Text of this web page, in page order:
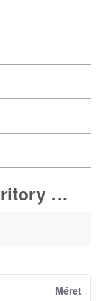
Analysis of State and Territory Health Data
Méret